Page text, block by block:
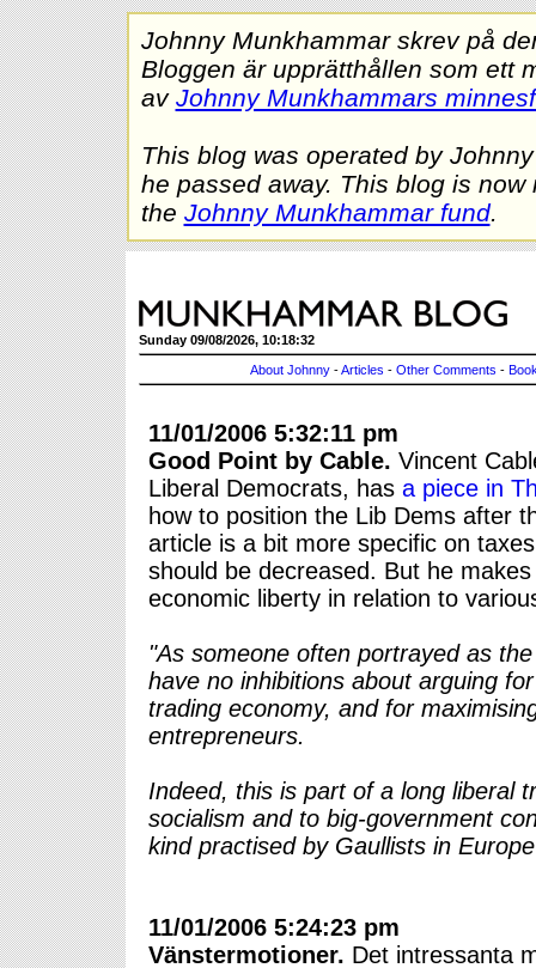
Johnny Munkhammar skrev på
Bloggen är upprätthållen som ett
av Johnny Munkhammars
This blog was operated by
he passed away. This blog is
the Johnny Munkhammar fund.
Sunday 09/08/2026, 10:18:32
About Johnny -Articles - Other Comments -
11/01/2006 5:32:11 pm
Good Point by Cable. Vincent
Liberal Democrats, has a piece in
how to position the Lib Dems after
article is a bit more specific on
should be decreased. But he
economic liberty in relation to
"As someone often portrayed as
have no inhibitions about arguing
trading economy, and for
entrepreneurs.
Indeed, this is part of a long liberal
socialism and to big-government
kind practised by Gaullists in
11/01/2006 5:24:23 pm
Vänstermotioner. Det intressanta